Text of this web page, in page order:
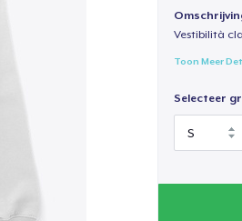
Vestibilità
Toon Meer
Selecteer